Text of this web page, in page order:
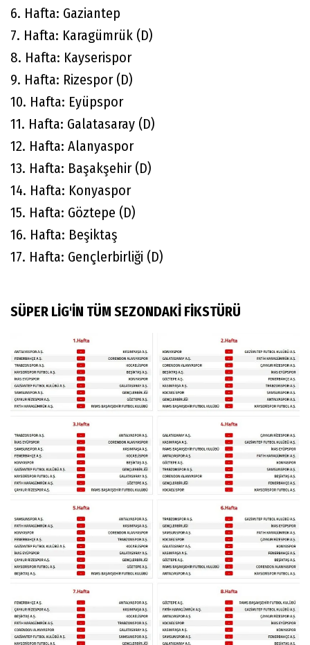
6. Hafta: Gaziantep
7. Hafta: Karagümrük (D)
8. Hafta: Kayserispor
9. Hafta: Rizespor (D)
10. Hafta: Eyüpspor
11. Hafta: Galatasaray (D)
12. Hafta: Alanyaspor
13. Hafta: Başakşehir (D)
14. Hafta: Konyaspor
15. Hafta: Göztepe (D)
16. Hafta: Beşiktaş
17. Hafta: Gençlerbirliği (D)
SÜPER LİG'İN TÜM SEZONDAKİ FİKSTÜRÜ